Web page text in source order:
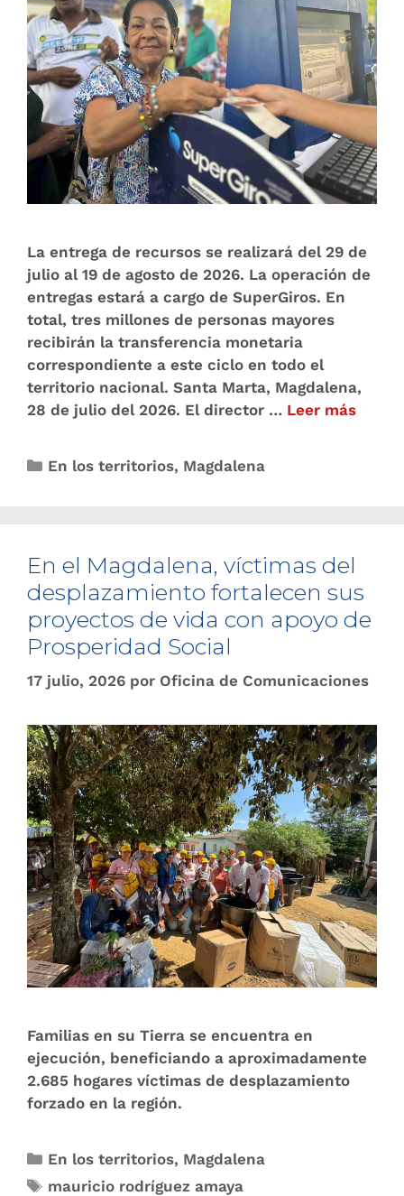
La entrega de recursos se realizará del 29 de
julio al 19 de agosto de 2026. La operación de
entregas estará a cargo de SuperGiros. En
total, tres millones de personas mayores
recibirán la transferencia monetaria
correspondiente a este ciclo en todo el
territorio nacional. Santa Marta, Magdalena,
28 de julio del 2026. El director … Leer más
En los territorios, Magdalena
En el Magdalena, víctimas del
desplazamiento fortalecen sus
proyectos de vida con apoyo de
Prosperidad Social
17 julio, 2026 por Oficina de Comunicaciones
Familias en su Tierra se encuentra en
ejecución, beneficiando a aproximadamente
2.685 hogares víctimas de desplazamiento
forzado en la región.
En los territorios, Magdalena
mauricio rodríguez amaya